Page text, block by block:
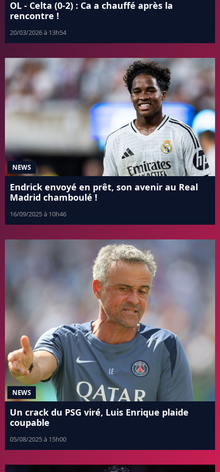
OL - Celta (0-2) : Ca a chauffé après la
rencontre !
20/03/2026 à 13h54
NEWS
Endrick envoyé en prêt, son avenir au Real
Madrid chamboulé !
16/09/2025 à 10h46
NEWS
Un crack du PSG viré, Luis Enrique plaide
coupable
05/08/2025 à 15h00